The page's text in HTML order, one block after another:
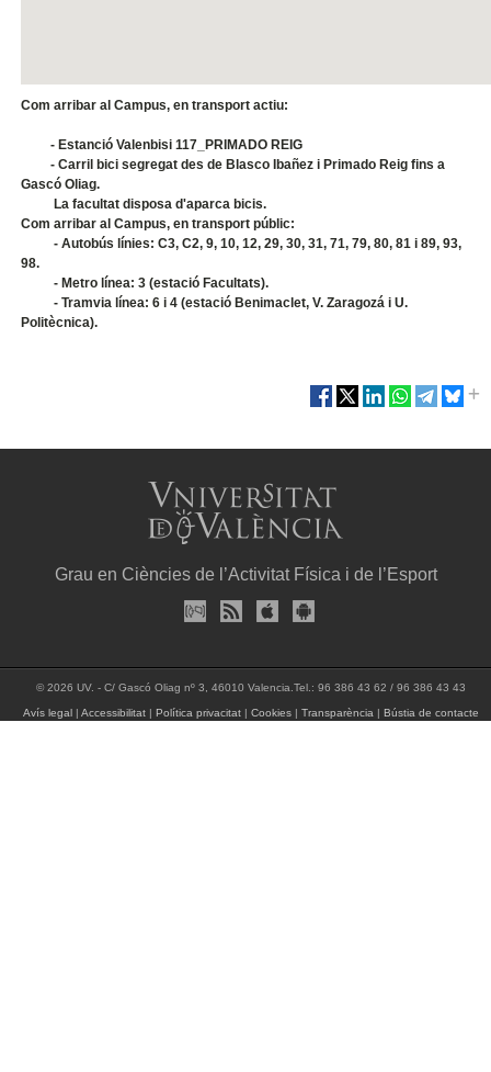
Com arribar al Campus, en transport actiu:
- Estanció Valenbisi 117_PRIMADO REIG
- Carril bici segregat des de Blasco Ibañez i Primado Reig fins a
Gascó Oliag.
La facultat disposa d'aparca bicis.
Com arribar al Campus, en transport públic:
- Autobús línies: C3, C2, 9, 10, 12, 29, 30, 31, 71, 79, 80, 81 i 89, 93,
98.
- Metro línea: 3 (estació Facultats).
- Tramvia línea: 6 i 4 (estació Benimaclet, V. Zaragozá i U.
Politècnica).
Grau en Ciències de l’Activitat Física i de l’Esport
© 2026 UV. - C/ Gascó Oliag nº 3, 46010 Valencia.Tel.: 96 386 43 62 / 96 386 43 43
Avís legal| Accessibilitat| Política privacitat| Cookies| Transparència | Bústia de contacte